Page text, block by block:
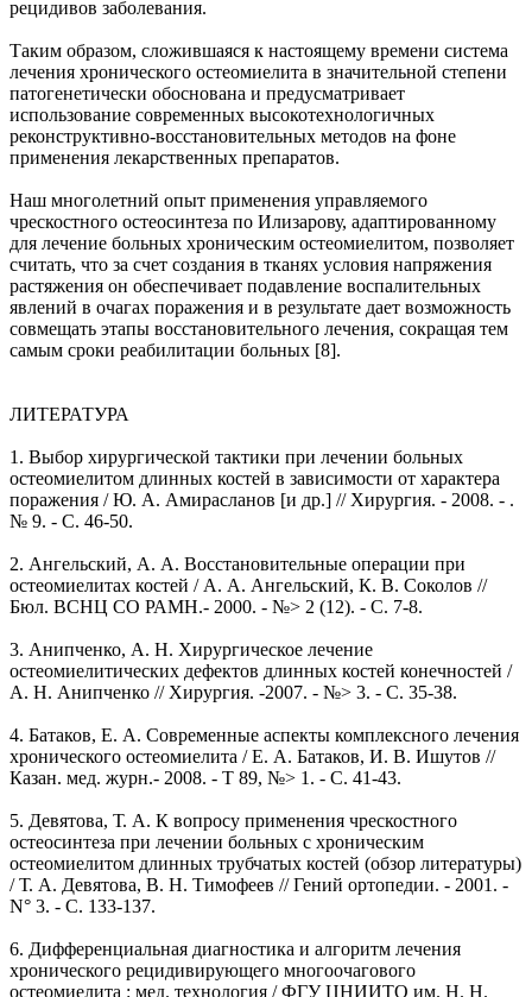
рецидивов заболевания.
Таким образом, сложившаяся к настоящему времени система
лечения хронического остеомиелита в значительной степени
патогенетически обоснована и предусматривает
использование современных высокотехнологичных
реконструктивно-восстановительных методов на фоне
применения лекарственных препаратов.
Наш многолетний опыт применения управляемого
чрескостного остеосинтеза по Илизарову, адаптированному
для лечение больных хроническим остеомиелитом, позволяет
считать, что за счет создания в тканях условия напряжения
растяжения он обеспечивает подавление воспалительных
явлений в очагах поражения и в результате дает возможность
совмещать этапы восстановительного лечения, сокращая тем
самым сроки реабилитации больных [8].
ЛИТЕРАТУРА
1. Выбор хирургической тактики при лечении больных
остеомиелитом длинных костей в зависимости от характера
поражения / Ю. А. Амирасланов [и др.] // Хирургия. - 2008. - .
№ 9. - C. 46-50.
2. Ангельский, А. А. Восстановительные операции при
остеомиелитах костей / А. А. Ангельский, К. В. Соколов //
Бюл. ВСНЦ СО РАМН.- 2000. - №> 2 (12). - С. 7-8.
3. Анипченко, А. Н. Хирургическое лечение
остеомиелитических дефектов длинных костей конечностей /
А. Н. Анипченко // Хирургия. -2007. - №> 3. - C. 35-38.
4. Батаков, Е. А. Современные аспекты комплексного лечения
хронического остеомиелита / Е. А. Батаков, И. В. Ишутов //
Казан. мед. журн.- 2008. - Т 89, №> 1. - C. 41-43.
5. Девятова, Т. А. К вопросу применения чрескостного
остеосинтеза при лечении больных с хроническим
остеомиелитом длинных трубчатых костей (обзор литературы)
/ Т. А. Девятова, В. Н. Тимофеев // Гений ортопедии. - 2001. -
N° 3. - С. 133-137.
6. Дифференциальная диагностика и алгоритм лечения
хронического рецидивирующего многоочагового
остеомиелита : мед. технология / ФГУ ЦНИИТО им. Н. Н.